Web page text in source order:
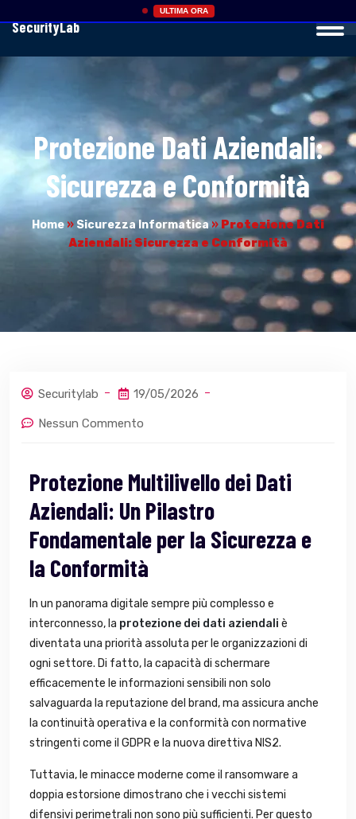
ULTIMA ORA
SecurityLab
Protezione Dati Aziendali:
Sicurezza e Conformità
Home » Sicurezza Informatica» Protezione Dati
Aziendali: Sicurezza e Conformità
Securitylab 19/05/2026
Nessun Commento
Protezione Multilivello dei Dati
Aziendali: Un Pilastro
Fondamentale per la Sicurezza e
la Conformità
In un panorama digitale sempre più complesso e
interconnesso, la protezione dei dati aziendali è
diventata una priorità assoluta per le organizzazioni di
ogni settore. Di fatto, la capacità di schermare
efficacemente le informazioni sensibili non solo
salvaguarda la reputazione del brand, ma assicura anche
la continuità operativa e la conformità con normative
stringenti come il GDPR e la nuova direttiva NIS2.
Tuttavia, le minacce moderne come il ransomware a
doppia estorsione dimostrano che i vecchi sistemi
difensivi perimetrali non sono più sufficienti. Per questo